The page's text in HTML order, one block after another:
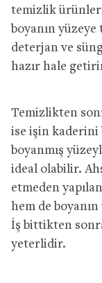
temizlik
boyanın
deterjan ve
hazır hale
Temizlikten
ise işin kaderini
boyanmış
ideal olabilir.
etmeden
hem de
İş bittikten
yeterlidir.